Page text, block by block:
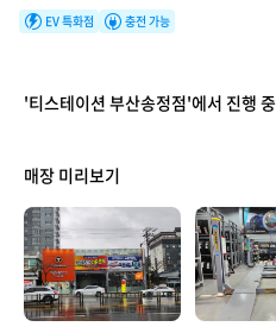
EV 특화점 충전 가능
'티스테이션 부산송정점'에서 진행
매장 미리보기